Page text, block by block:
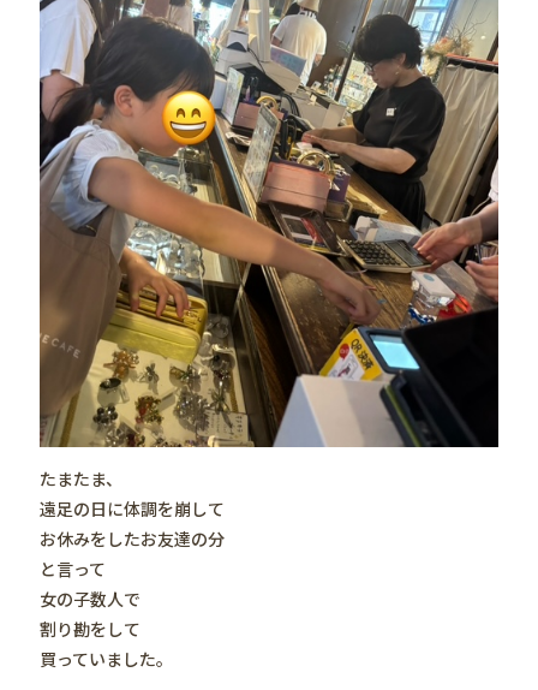
たまたま、
遠足の日に体調を崩して
お休みをしたお友達の分
と言って
女の子数人で
割り勘をして
買っていました。